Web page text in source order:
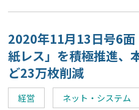
2020年11月13日号6
紙レス」を積極推進、
ど23万枚削減
経営 ネット・システム